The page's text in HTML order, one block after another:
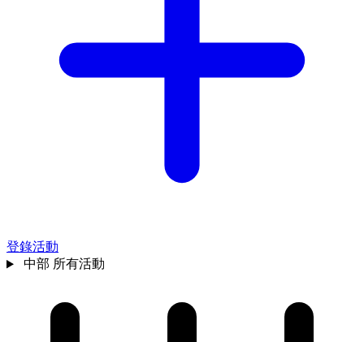
登錄活動
中部 所有活動